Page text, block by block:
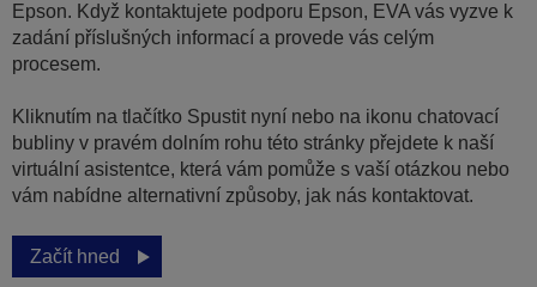
Epson. Když kontaktujete podporu Epson, EVA vás vyzve k
zadání příslušných informací a provede vás celým
procesem.
Kliknutím na tlačítko Spustit nyní nebo na ikonu chatovací
bubliny v pravém dolním rohu této stránky přejdete k naší
virtuální asistentce, která vám pomůže s vaší otázkou nebo
vám nabídne alternativní způsoby, jak nás kontaktovat.
Začít hned